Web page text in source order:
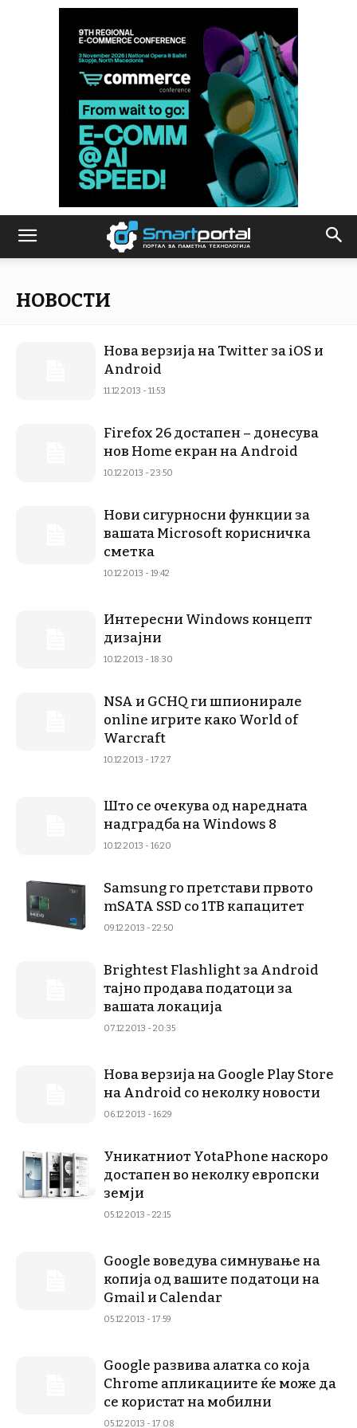
НОВОСТИ
Нова верзија на Twitter за iOS и
Android
11.12.2013 - 11:53
Firefox 26 достапен – донесува
нов Home екран на Android
10.12.2013 - 23:50
Нови сигурносни функции за
вашата Microsoft корисничка
сметка
10.12.2013 - 19:42
Интересни Windows концепт
дизајни
10.12.2013 - 18:30
NSA и GCHQ ги шпионирале
online игрите како World of
Warcraft
10.12.2013 - 17:27
Што се очекува од наредната
надградба на Windows 8
10.12.2013 - 16:20
Samsung го претстави првото
mSATA SSD со 1TB капацитет
09.12.2013 - 22:50
Brightest Flashlight за Android
тајно продава податоци за
вашата локација
07.12.2013 - 20:35
Нова верзија на Google Play Store
на Android со неколку новости
06.12.2013 - 16:29
Уникатниот YotaPhone наскоро
достапен во неколку европски
земји
05.12.2013 - 22:15
Google воведува симнување на
копија од вашите податоци на
Gmail и Calendar
05.12.2013 - 17:59
Google развива алатка со која
Chrome апликациите ќе може да
се користат на мобилни
05.12.2013 - 17:08